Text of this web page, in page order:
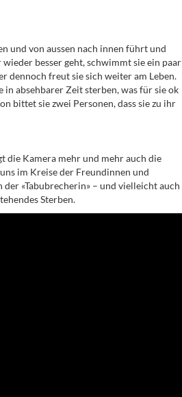
und von aussen nach innen führt und
besser geht, schwimmt sie ein paar
dennoch freut sie sich weiter am Leben.
absehbarer Zeit sterben, was für sie ok
bittet sie zwei Personen, dass sie zu ihr
die Kamera mehr und mehr auch die
im Kreise der Freundinnen und
«Tabubrecherin» – und vielleicht auch
Sterben.